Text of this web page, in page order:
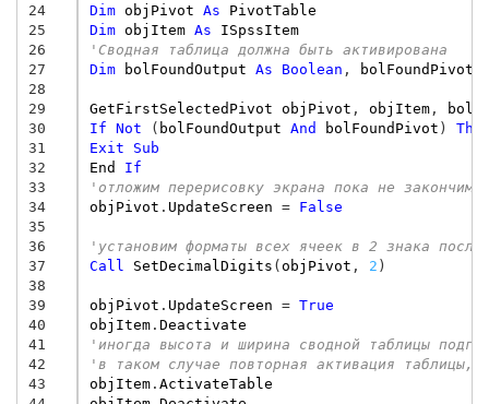
24
25
26
27
28
29
30
31
32
33
34
35
36
37
38
39
40
41
42
43
Dim objPivot As
PivotTable
Dim objItem As
ISpssItem
'Сводная таблица должна быть активирована
Dim
bolFoundOutput As Boolean , bolFoundPivot
GetFirstSelectedPivot objPivot , objItem,
If Not ( bolFoundOutput And bolFoundPivot )
Exit
Sub
End
If
'отложим перерисовку экрана пока не закончим
objPivot . UpdateScreen = False
'установим форматы всех ячеек в 2 знака после
Call
SetDecimalDigits (objPivot , 2 )
objPivot . UpdateScreen = True
objItem. Deactivate
'иногда высота и ширина сводной таблицы
'в таком случае повторная активация таблицы,
objItem. ActivateTable